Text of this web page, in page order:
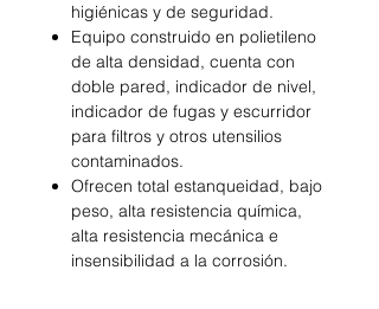
higiénicas y de seguridad.
Equipo construido en polietileno
de alta densidad, cuenta con
doble pared, indicador de nivel,
indicador de fugas y escurridor
para filtros y otros utensilios
contaminados.
Ofrecen total estanqueidad, bajo
peso, alta resistencia química,
alta resistencia mecánica e
insensibilidad a la corrosión.